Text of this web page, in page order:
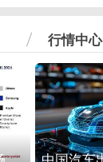
行情中心